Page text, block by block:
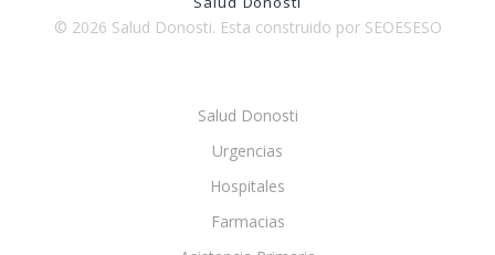
© 2026 Salud Donosti. Esta construido por SEOESESO
Salud Donosti
Urgencias
Hospitales
Farmacias